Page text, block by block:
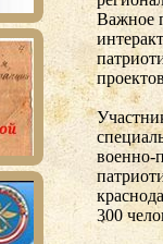
Важное
военно-
300